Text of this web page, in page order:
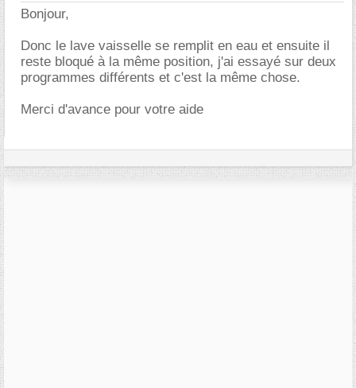
Bonjour,
Donc le lave vaisselle se remplit en eau et ensuite il
reste bloqué à la même position, j'ai essayé sur deux
programmes différents et c'est la même chose.
Merci d'avance pour votre aide